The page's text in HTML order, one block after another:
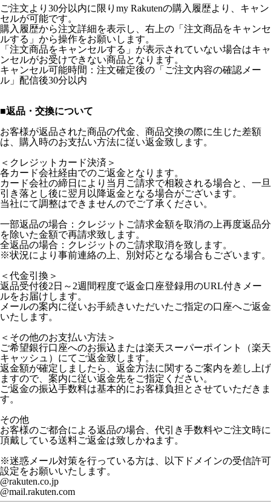
ご注文より30分以内に限りmy Rakutenの購入履歴より、キャン
セルが可能です。
購入履歴から注文詳細を表示し、右上の「注文商品をキャンセ
ルする」から操作をお願いします。
「注文商品をキャンセルする」が表示されていない場合はキャ
ンセルがお受けできない商品となります。
キャンセル可能時間：注文確定後の「ご注文内容の確認メー
ル」配信後30分以内
■返品・交換について
お客様が返品された商品の代金、商品交換の際に生じた差額
は、購入時のお支払い方法に従い返金致します。
＜クレジットカード決済＞
各カード会社経由でのご返金となります。
カード会社の締日により当月ご請求で相殺される場合と、一旦
引き落とし後に翌月以降返金となる場合がございます。
当社にて調整はできませんのでご了承ください。
一部返品の場合：クレジットご請求金額を取消の上再度返品分
を除いた金額で再請求致します。
全返品の場合：クレジットのご請求取消を致します。
※状況により事前連絡の上、別対応となる場合もございます。
＜代金引換＞
返品受付後2日～2週間程度で返金口座登録用のURL付きメー
ルをお届けします。
メールの案内に従いお手続きいただいたご指定の口座へご返金
いたします。
＜その他のお支払い方法＞
ご希望銀行口座へのお振込または楽天スーパーポイント（楽天
キャッシュ）にてご返金致します。
返金額が確定しましたら、返金方法に関するご案内を差し上げ
ますので、案内に従い返金先をご指定ください。
ご返金の振込手数料は基本的にお客様負担とさせていただきま
す。
その他
お客様のご都合による返品の場合、代引き手数料やご注文時に
頂戴している送料ご返金は致しかねます。
※迷惑メール対策を行っている方は、以下ドメインの受信許可
設定をお願いいたします。
@rakuten.co.jp
@mail.rakuten.com